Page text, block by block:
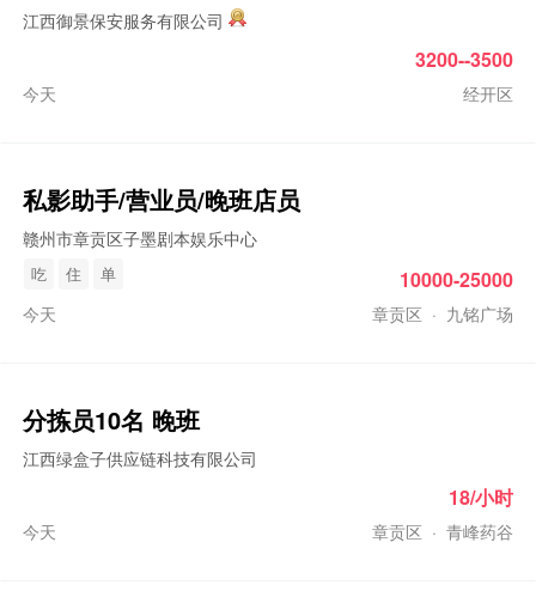
江西御景保安服务有限公司
今天 经开区
3200--3500
私影助手/营业员/晚班店员
赣州市章贡区子墨剧本娱乐中心
吃 住 单
今天 章贡区 · 九铭广场
10000-25000
分拣员10名 晚班
江西绿盒子供应链科技有限公司
今天 章贡区 · 青峰药谷
18/小时